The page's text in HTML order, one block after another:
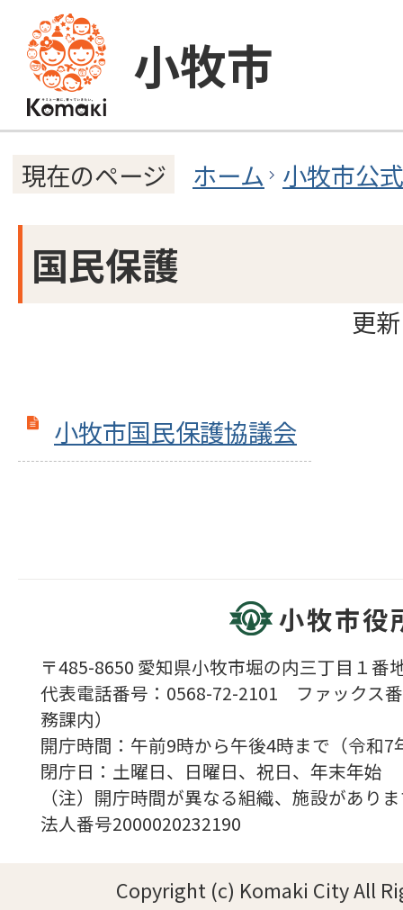
小牧市
現在のページ ホーム 小牧市公
国民保護
更
小牧市国民保護協議会
小牧市役
〒485-8650 愛知県小牧市堀の内三丁目１番
代表電話番号：0568-72-2101 ファックス
務課内）
開庁時間：午前9時から午後4時まで（令
閉庁日：土曜日、日曜日、祝日、年末年始
（注）開庁時間が異なる組織、施設があり
法人番号2000020232190
Copyright (c) Komaki City All